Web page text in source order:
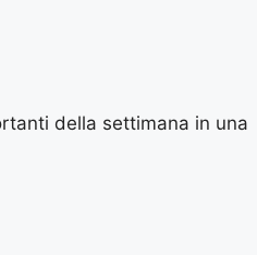
della settimana in una